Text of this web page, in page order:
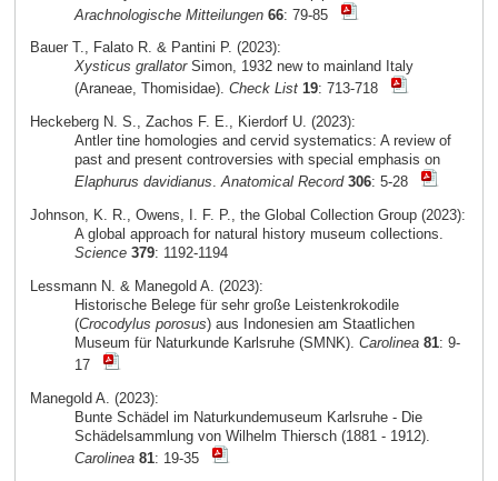
Arachnologische Mitteilungen 66: 79-85
Bauer T., Falato R. & Pantini P. (2023):
Xysticus grallatorSimon, 1932 new to mainland Italy
(Araneae, Thomisidae). Check List 19: 713-718
Heckeberg N. S., Zachos F. E., Kierdorf U. (2023):
Antler tine homologies and cervid systematics: A review of
past and present controversies with special emphasis on
Elaphurus davidianus.Anatomical Record 306: 5-28
Johnson, K. R., Owens, I. F. P., the Global Collection Group (2023):
A global approach for natural history museum collections.
Science 379: 1192-1194
Lessmann N. & Manegold A. (2023):
Historische Belege für sehr große Leistenkrokodile
(Crocodylus porosus) aus Indonesien am Staatlichen
Museum für Naturkunde Karlsruhe (SMNK). Carolinea 81: 9-
17
Manegold A. (2023):
Bunte Schädel im Naturkundemuseum Karlsruhe - Die
Schädelsammlung von Wilhelm Thiersch (1881 - 1912).
Carolinea 81: 19-35